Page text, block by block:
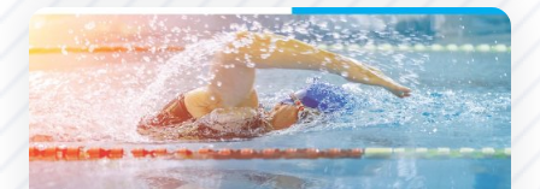
Natation Séniors